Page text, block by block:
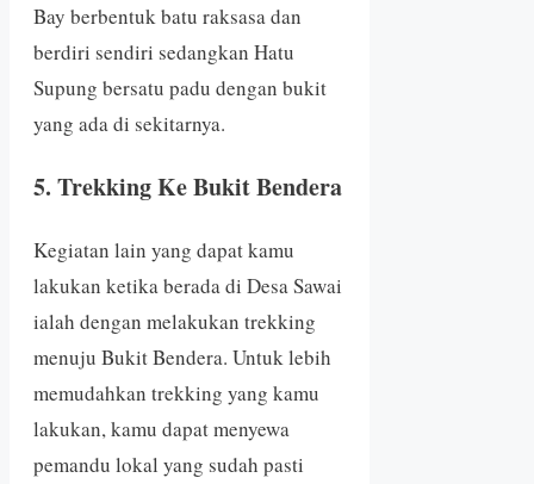
Bay berbentuk batu raksasa dan
berdiri sendiri sedangkan Hatu
Supung bersatu padu dengan bukit
yang ada di sekitarnya.
5. Trekking Ke Bukit Bendera
Kegiatan lain yang dapat kamu
lakukan ketika berada di Desa Sawai
ialah dengan melakukan trekking
menuju Bukit Bendera. Untuk lebih
memudahkan trekking yang kamu
lakukan, kamu dapat menyewa
pemandu lokal yang sudah pasti